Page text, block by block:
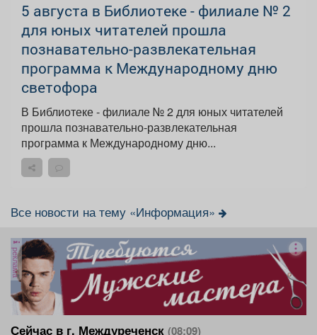
5 августа в Библиотеке - филиале № 2
для юных читателей прошла
познавательно-развлекательная
программа к Международному дню
светофора
В Библиотеке - филиале № 2 для юных читателей
прошла познавательно-развлекательная
программа к Международному дню...
Все новости на тему «Информация»
реклама
Сейчас в г. Междуреченск (08:09)